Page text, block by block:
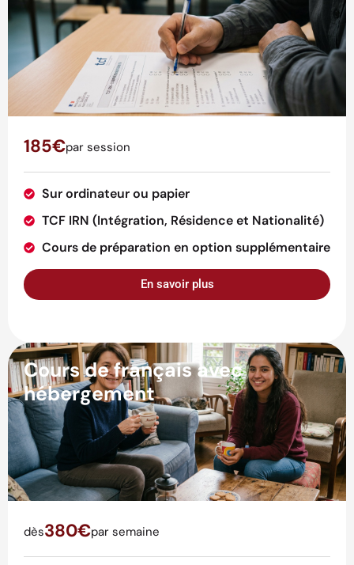
185€par session
Sur ordinateur ou papier
TCF IRN (Intégration, Résidence et Nationalité)
Cours de préparation en option supplémentaire
En savoir plus
Cours de français avec
hébergement
dès380€par semaine